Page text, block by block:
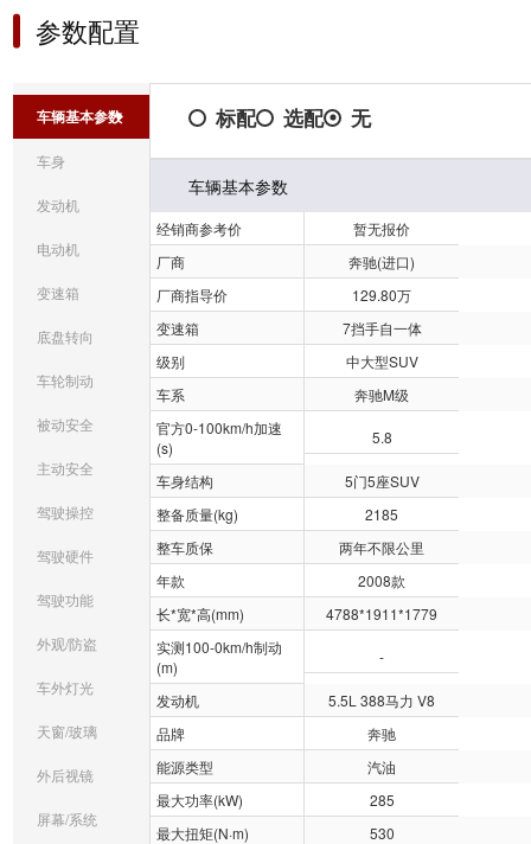
参数配置
车辆基本参数
车身
发动机
电动机
变速箱
底盘转向
车轮制动
被动安全
主动安全
驾驶操控
驾驶硬件
驾驶功能
外观/防盗
车外灯光
天窗/玻璃
外后视镜
屏幕/系统
标配 选配 无
车辆基本参数
经销商参考价
暂无报价
厂商
奔驰(进口)
厂商指导价
129.80万
变速箱
7挡手自一体
级别
中大型SUV
车系
奔驰M级
官方0-100km/h加速
(s)
5.8
车身结构
5门5座SUV
整备质量(kg)
2185
整车质保
两年不限公里
年款
2008款
长*宽*高(mm)
4788*1911*1779
实测100-0km/h制动
(m)
-
发动机
5.5L 388马力 V8
品牌
奔驰
能源类型
汽油
最大功率(kW)
285
最大扭矩(N·m)
530